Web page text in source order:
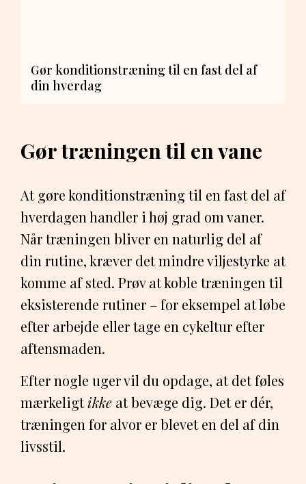
Gør konditionstræning til en fast del af
din hverdag
Gør træningen til en vane
At gøre konditionstræning til en fast del af
hverdagen handler i høj grad om vaner.
Når træningen bliver en naturlig del af
din rutine, kræver det mindre viljestyrke at
komme af sted. Prøv at koble træningen til
eksisterende rutiner – for eksempel at løbe
efter arbejde eller tage en cykeltur efter
aftensmaden.
Efter nogle uger vil du opdage, at det føles
mærkeligtikke at bevæge dig. Det er dér,
træningen for alvor er blevet en del af din
livsstil.